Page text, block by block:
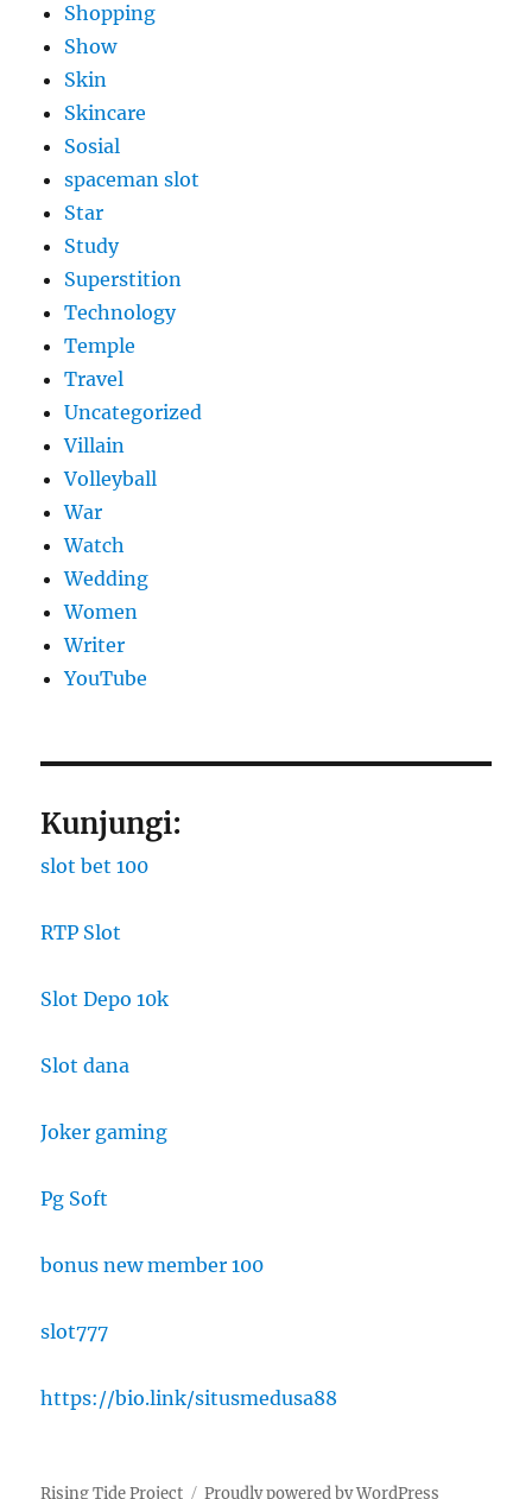
Shopping
Show
Skin
Skincare
Sosial
spaceman slot
Star
Study
Superstition
Technology
Temple
Travel
Uncategorized
Villain
Volleyball
War
Watch
Wedding
Women
Writer
YouTube
Kunjungi:
slot bet 100
RTP Slot
Slot Depo 10k
Slot dana
Joker gaming
Pg Soft
bonus new member 100
slot777
https://bio.link/situsmedusa88
Rising Tide Project Proudly powered by WordPress